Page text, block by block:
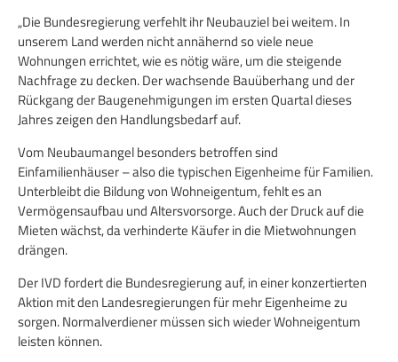
„Die Bundesregierung verfehlt ihr Neubauziel bei weitem. In
unserem Land werden nicht annähernd so viele neue
Wohnungen errichtet, wie es nötig wäre, um die steigende
Nachfrage zu decken. Der wachsende Bauüberhang und der
Rückgang der Baugenehmigungen im ersten Quartal dieses
Jahres zeigen den Handlungsbedarf auf.
Vom Neubaumangel besonders betroffen sind
Einfamilienhäuser – also die typischen Eigenheime für Familien.
Unterbleibt die Bildung von Wohneigentum, fehlt es an
Vermögensaufbau und Altersvorsorge. Auch der Druck auf die
Mieten wächst, da verhinderte Käufer in die Mietwohnungen
drängen.
Der IVD fordert die Bundesregierung auf, in einer konzertierten
Aktion mit den Landesregierungen für mehr Eigenheime zu
sorgen. Normalverdiener müssen sich wieder Wohneigentum
leisten können.